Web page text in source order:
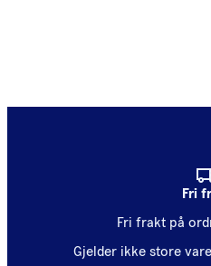
Fri
Fri frakt på
Gjelder ikke store